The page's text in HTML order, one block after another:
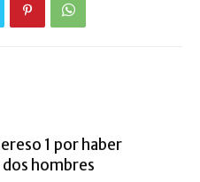
1 por haber
dos hombres